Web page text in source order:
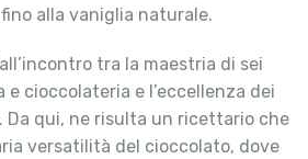
alla vaniglia naturale.
tra la maestria di sei
cioccolateria e l’eccellenza dei
Da qui, ne risulta un ricettario che
versatilità del cioccolato, dove